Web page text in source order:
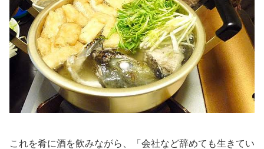
これを肴に酒を飲みながら、「会社など辞めても生きてい